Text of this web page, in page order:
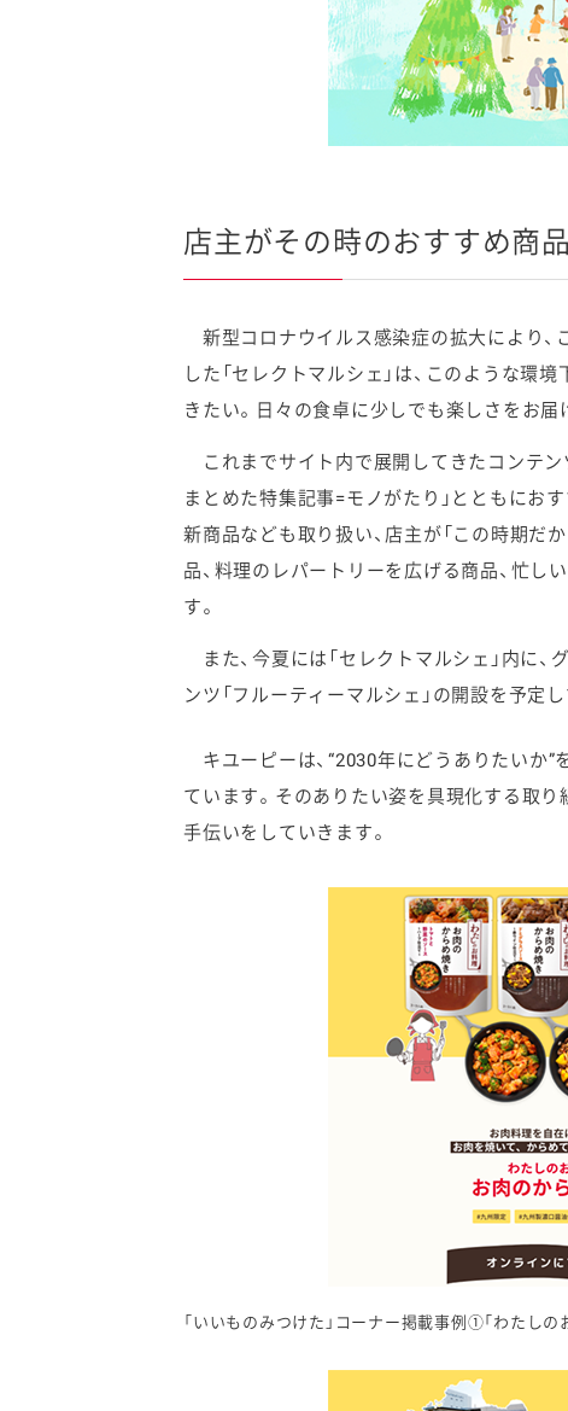
店主がその時のおすすめ商
新型コロナウイルス感染症の拡大により、
した「セレクトマルシェ」は、このような環
きたい。日々の食卓に少しでも楽しさをお届
これまでサイト内で展開してきたコンテン
まとめた特集記事=モノがたり」とともにお
新商品なども取り扱い、店主が「この時期だ
品、料理のレパートリーを広げる商品、忙
す。
また、今夏には「セレクトマルシェ」内に
ンツ「フルーティーマルシェ」の開設を予定し
キユーピーは、“2030年にどうありたいか”
ています。そのありたい姿を具現化する取り
手伝いをしていきます。
「いいものみつけた」コーナー掲載事例①「わたしの